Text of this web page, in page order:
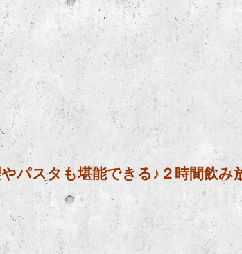
パスタも堪能できる ♪ ２時間飲み